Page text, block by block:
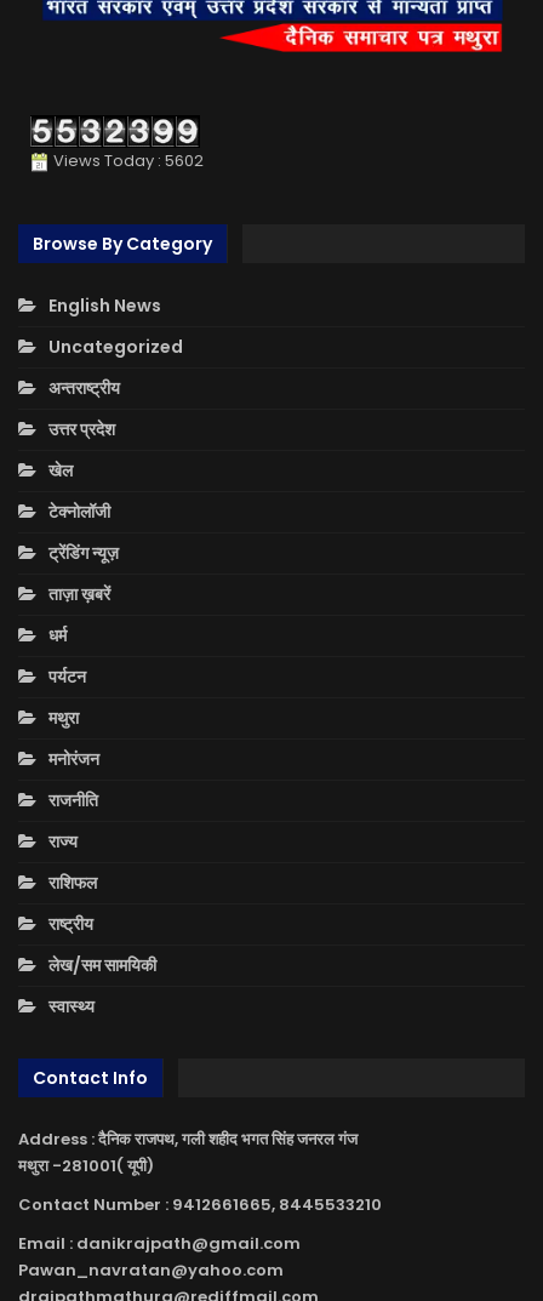
Views Today : 5602
Browse By Category
English News
Uncategorized
अन्तराष्ट्रीय
उत्तर प्रदेश
खेल
टेक्नोलॉजी
ट्रेंडिंग न्यूज़
ताज़ा ख़बरें
धर्म
पर्यटन
मथुरा
मनोरंजन
राजनीति
राज्य
राशिफल
राष्ट्रीय
लेख/सम सामयिकी
स्वास्थ्य
Contact Info
Address : दैनिक राजपथ, गली शहीद भगत सिंह जनरल गंज
मथुरा -281001( यूपी)
Contact Number : 9412661665, 8445533210
Email : danikrajpath@gmail.com
Pawan_navratan@yahoo.com